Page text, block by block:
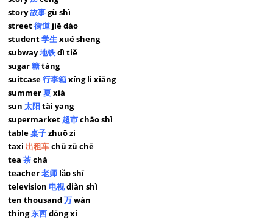
story故事gù shì
street街道 jiē dào
student学生xué sheng
subway地铁dì tiě
sugar糖táng
suitcase行李箱xíng li xiāng
summer夏xià
sun太阳 tài yang
supermarket超市chāo shì
table桌子zhuō zi
taxi出租车chū zū chē
tea茶chá
teacher老师 lǎo shī
television 电视diàn shì
ten thousand万wàn
thing东西dōng xi